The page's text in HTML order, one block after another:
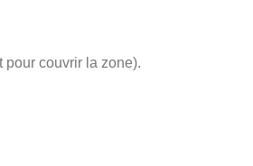
pour couvrir la zone).